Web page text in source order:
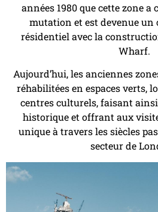
années 1980 que cette zone
mutation et est devenue un
résidentiel avec la
Wharf.
Aujourd’hui, les anciennes
réhabilitées en espaces verts,
centres culturels, faisant
historique et offrant aux
unique à travers les siècles
secteur de